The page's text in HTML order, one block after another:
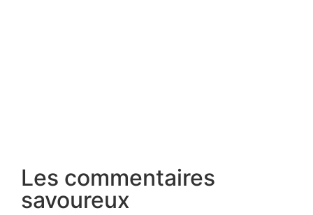
Les commentaires
savoureux